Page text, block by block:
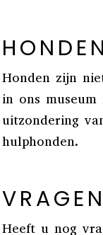
HONDEN
Honden zijn
in ons museum
uitzondering
hulphonden.
Heeft u nog